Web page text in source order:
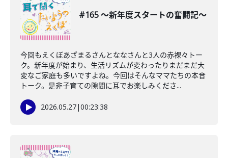
#165 〜新年度スタートの奮闘記〜
今回もえくぼあざまるさんとななさんと3人の赤裸々トー
ク。新年度が始まり、生活リズムが変わったりまだまだ大
変なご家庭も多いですよね。今回はそんなママたちの本音
トーク。是非子育ての隙間に耳でお楽しみくださ...
2026.05.27|00:23:38